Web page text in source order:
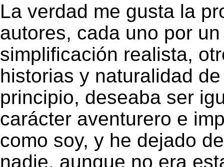
La verdad me gusta la
autores, cada uno por
simplificación realista,
historias y naturalidad
principio, deseaba ser
carácter aventurero e
como soy, y he dejado
nadie, aunque no era